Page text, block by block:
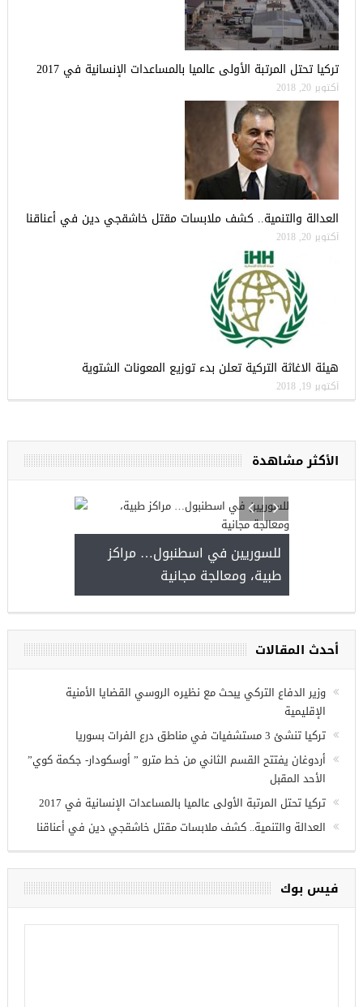
تركيا تحتل المرتبة الأولى عالميا بالمساعدات الإنسانية في 2017
أكتوبر 20, 2018
العدالة والتنمية.. كشف ملابسات مقتل خاشقجي دين في أعناقنا
أكتوبر 20, 2018
هيئة الاغاثة التركية تعلن بدء توزيع المعونات الشتوية
أكتوبر 19, 2018
الأكثر مشاهدة
للسوريين في اسطنبول… مراكز
طبية، ومعالجة مجانية
في
أحدث المقالات
وزير الدفاع التركي يبحث مع نظيره الروسي القضايا الأمنية
الإقليمية
تركيا تنشئ 3 مستشفيات في مناطق درع الفرات بسوريا
أردوغان يفتتح القسم الثاني من خط مترو ” أوسكودار- جكمة كوي”
الأحد المقبل
تركيا تحتل المرتبة الأولى عالميا بالمساعدات الإنسانية في 2017
العدالة والتنمية.. كشف ملابسات مقتل خاشقجي دين في أعناقنا
فيس بوك